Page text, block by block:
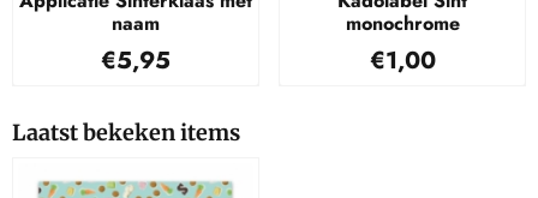
naam
Prijs: 5,95
€5,95
monochrome
Prijs: 1,00
€1,00
Laatst bekeken items